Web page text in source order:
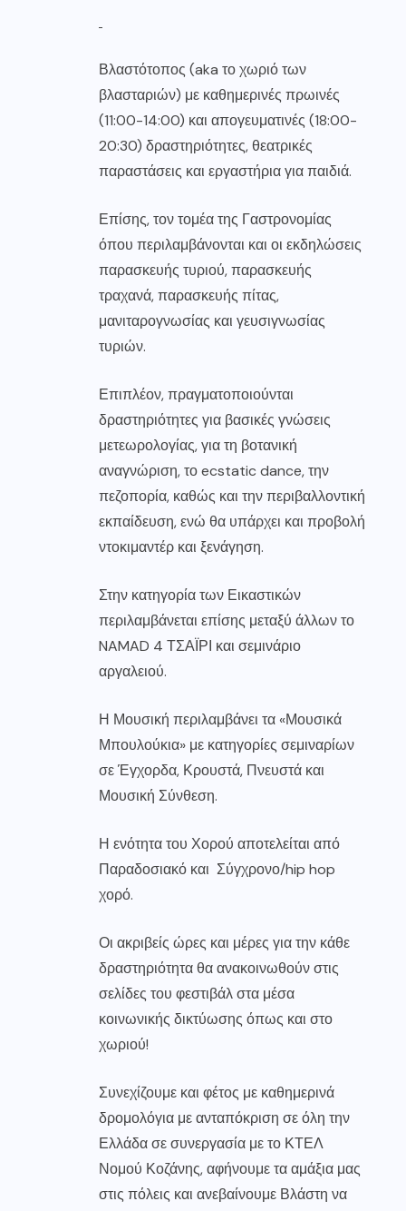
Βλαστότοπος (aka το χωριό των
βλασταριών) με καθημερινές πρωινές
(11:00-14:00) και απογευματινές (18:00-
20:30) δραστηριότητες, θεατρικές
παραστάσεις και εργαστήρια για παιδιά.
Επίσης, τον τομέα της Γαστρονομίας
όπου περιλαμβάνονται και οι εκδηλώσεις
παρασκευής τυριού, παρασκευής
τραχανά, παρασκευής πίτας,
μανιταρογνωσίας και γευσιγνωσίας
τυριών.
Επιπλέον, πραγματοποιούνται
δραστηριότητες για βασικές γνώσεις
μετεωρολογίας, για τη βοτανική
αναγνώριση, το ecstatic dance, την
πεζοπορία, καθώς και την περιβαλλοντική
εκπαίδευση, ενώ θα υπάρχει και προβολή
ντοκιμαντέρ και ξενάγηση.
Στην κατηγορία των Εικαστικών
περιλαμβάνεται επίσης μεταξύ άλλων το
NAMAD 4 ΤΣΑΪΡΙ και σεμινάριο
αργαλειού.
Η Μουσική περιλαμβάνει τα «Μουσικά
Μπουλούκια» με κατηγορίες σεμιναρίων
σε Έγχορδα, Κρουστά, Πνευστά και
Μουσική Σύνθεση.
Η ενότητα του Χορού αποτελείται από
Παραδοσιακό και Σύγχρονο/hip hop
χορό.
Οι ακριβείς ώρες και μέρες για την κάθε
δραστηριότητα θα ανακοινωθούν στις
σελίδες του φεστιβάλ στα μέσα
κοινωνικής δικτύωσης όπως και στο
χωριού!
Συνεχίζουμε και φέτος με καθημερινά
δρομολόγια με ανταπόκριση σε όλη την
Ελλάδα σε συνεργασία με το ΚΤΕΛ
Νομού Κοζάνης, αφήνουμε τα αμάξια μας
στις πόλεις και ανεβαίνουμε Βλάστη να